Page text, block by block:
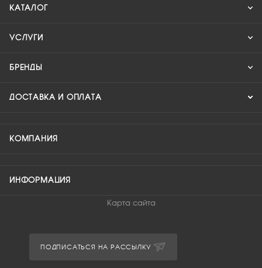
КАТАЛОГ
УСЛУГИ
БРЕНДЫ
ДОСТАВКА И ОПЛАТА
КОМПАНИЯ
ИНФОРМАЦИЯ
Карта сайта
ПОДПИСАТЬСЯ НА РАССЫЛКУ